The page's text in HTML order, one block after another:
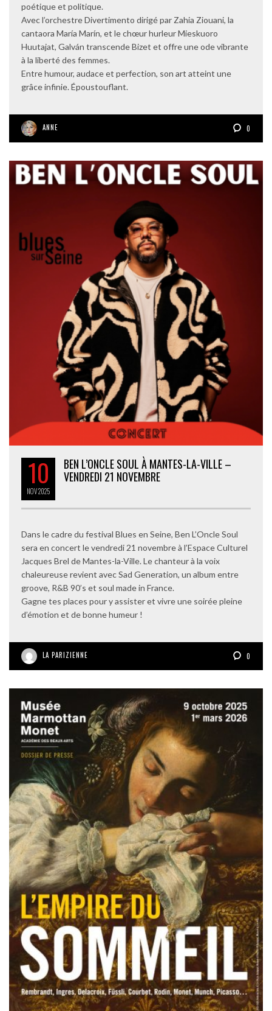
poétique et politique.
Avec l’orchestre Divertimento dirigé par Zahia Ziouani, la
cantaora María Marín, et le chœur hurleur Mieskuoro
Huutajat, Galván transcende Bizet et offre une ode vibrante
à la liberté des femmes.
Entre humour, audace et perfection, son art atteint une
grâce infinie. Époustouflant.
ANNE 0
10
NOV2025
BEN L’ONCLE SOUL À MANTES-LA-VILLE –
VENDREDI 21 NOVEMBRE
Dans le cadre du festival Blues en Seine, Ben L’Oncle Soul
sera en concert le vendredi 21 novembre à l’Espace Culturel
Jacques Brel de Mantes-la-Ville. Le chanteur à la voix
chaleureuse revient avec Sad Generation, un album entre
groove, R&B 90’s et soul made in France.
Gagne tes places pour y assister et vivre une soirée pleine
d’émotion et de bonne humeur !
LA PARIZIENNE 0